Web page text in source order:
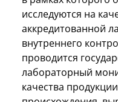
исследуются на
аккредитованной
внутреннего
проводится
лабораторный
качества